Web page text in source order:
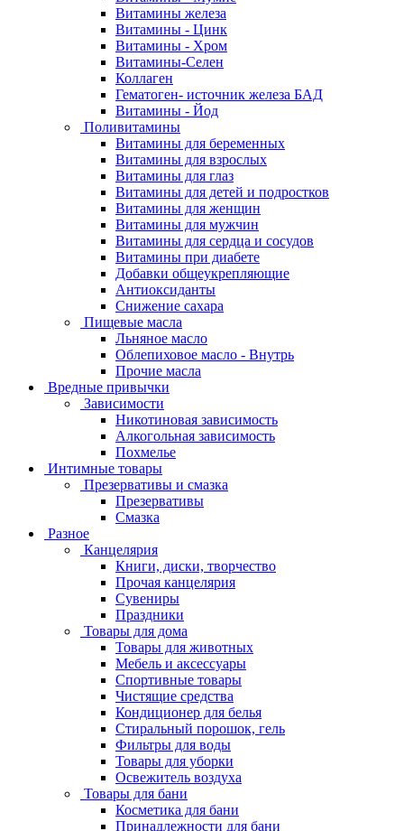
Витамины железа
Витамины - Цинк
Витамины - Хром
Витамины-Селен
Коллаген
Гематоген- источник железа БАД
Витамины - Йод
Поливитамины
Витамины для беременных
Витамины для взрослых
Витамины для глаз
Витамины для детей и подростков
Витамины для женщин
Витамины для мужчин
Витамины для сердца и сосудов
Витамины при диабете
Добавки общеукрепляющие
Антиоксиданты
Снижение сахара
Пищевые масла
Льняное масло
Облепиховое масло - Внутрь
Прочие масла
Вредные привычки
Зависимости
Никотиновая зависимость
Алкогольная зависимость
Похмелье
Интимные товары
Презервативы и смазка
Презервативы
Смазка
Разное
Канцелярия
Книги, диски, творчество
Прочая канцелярия
Сувениры
Праздники
Товары для дома
Товары для животных
Мебель и аксессуары
Спортивные товары
Чистящие средства
Кондиционер для белья
Стиральный порошок, гель
Фильтры для воды
Товары для уборки
Освежитель воздуха
Товары для бани
Косметика для бани
Принадлежности для бани